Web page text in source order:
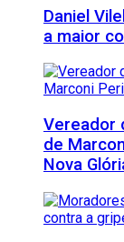
Daniel
a maior
Vereador
de
Nova